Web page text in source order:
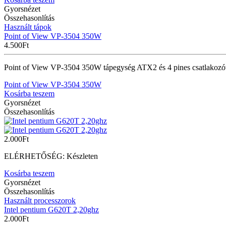
Gyorsnézet
Összehasonlítás
Használt tápok
Point of View VP-3504 350W
4.500Ft
Point of View VP-3504 350W tápegység ATX2 és 4 pines
Point of View VP-3504 350W
Kosárba teszem
Gyorsnézet
Összehasonlítás
2.000Ft
ELÉRHETŐSÉG: Készleten
Kosárba teszem
Gyorsnézet
Összehasonlítás
Használt processzorok
Intel pentium G620T 2,20ghz
2.000Ft